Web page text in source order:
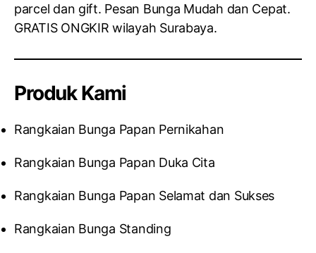
parcel dan gift. Pesan Bunga Mudah dan Cepat.
GRATIS ONGKIR wilayah Surabaya.
Produk Kami
Rangkaian Bunga Papan Pernikahan
Rangkaian Bunga Papan Duka Cita
Rangkaian Bunga Papan Selamat dan Sukses
Rangkaian Bunga Standing